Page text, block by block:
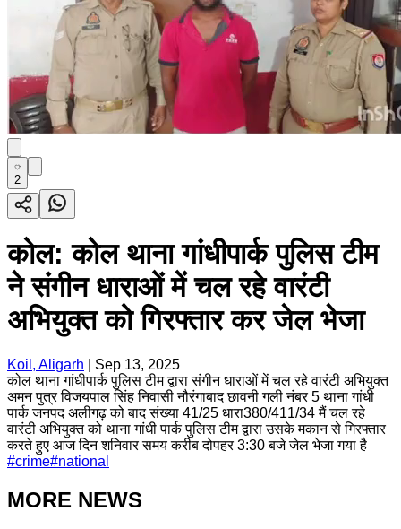
2
कोल: कोल थाना गांधीपार्क पुलिस टीम
ने संगीन धाराओं में चल रहे वारंटी
अभियुक्त को गिरफ्तार कर जेल भेजा
Koil, Aligarh
Sep 13, 2025
कोल थाना गांधीपार्क पुलिस टीम द्वारा संगीन धाराओं में चल रहे वारंटी अभियुक्त
अमन पुत्र विजयपाल सिंह निवासी नौरंगाबाद छावनी गली नंबर 5 थाना गांधी
पार्क जनपद अलीगढ़ को बाद संख्या 41/25 धारा380/411/34 मैं चल रहे
वारंटी अभियुक्त को थाना गांधी पार्क पुलिस टीम द्वारा उसके मकान से गिरफ्तार
करते हुए आज दिन शनिवार समय करीब दोपहर 3:30 बजे जेल भेजा गया है
#crime#national
MORE NEWS